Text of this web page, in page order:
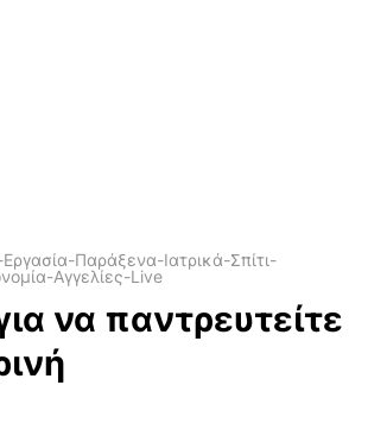
Παράξενα-Ιατρικά-Σπίτι-
Αγγελίες-Live
να παντρευτείτε